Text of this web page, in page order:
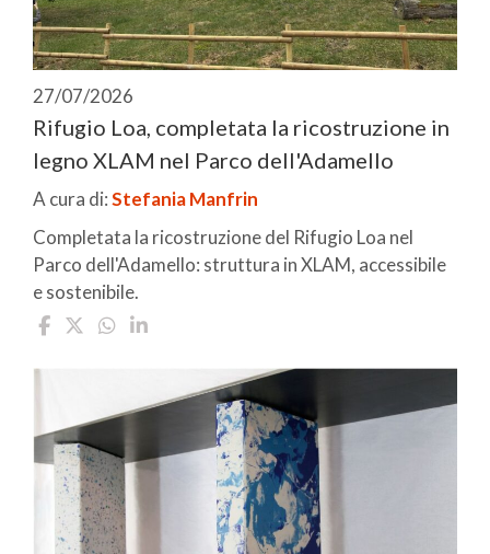
27/07/2026
Rifugio Loa, completata la ricostruzione in
legno XLAM nel Parco dell'Adamello
A cura di:Stefania Manfrin
Completata la ricostruzione del Rifugio Loa nel
Parco dell'Adamello: struttura in XLAM, accessibile
e sostenibile.